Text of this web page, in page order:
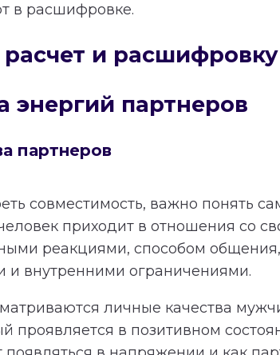
в расшифровке.
расчет и
энергий партнеров
партнеров
совместимость, важно понять
приходит в отношения со
реакциями, способом общения,
и внутренними ограничениями.
личные качества
проявляется в позитивном